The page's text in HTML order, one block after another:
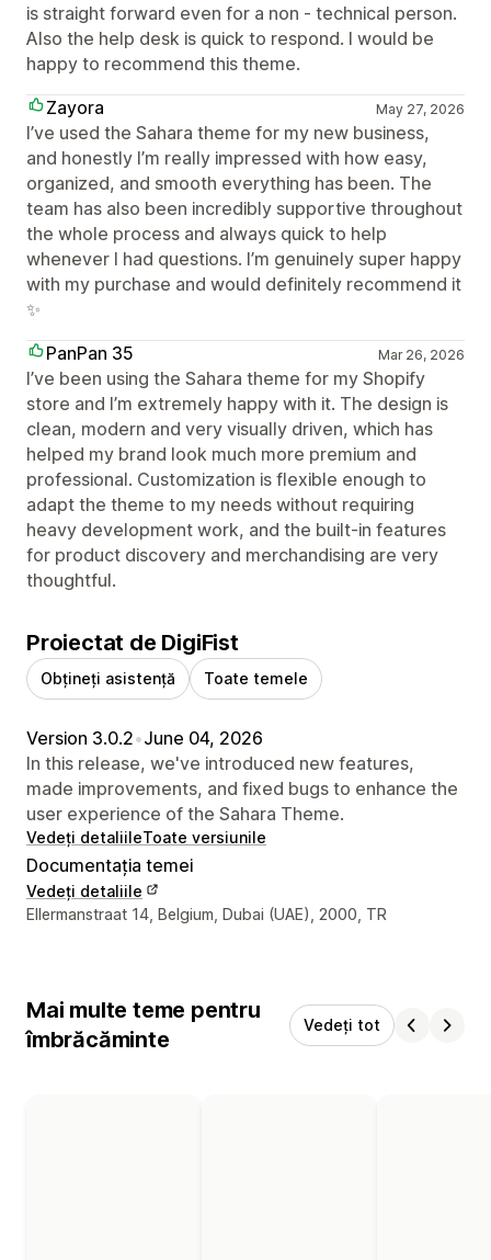
is straight forward even for a non - technical person.
Also the help desk is quick to respond. I would be
happy to recommend this theme.
Zayora
May 27, 2026
I’ve used the Sahara theme for my new business,
and honestly I’m really impressed with how easy,
organized, and smooth everything has been. The
team has also been incredibly supportive throughout
the whole process and always quick to help
whenever I had questions. I’m genuinely super happy
with my purchase and would definitely recommend it
✨
PanPan 35
Mar 26, 2026
I’ve been using the Sahara theme for my Shopify
store and I’m extremely happy with it. The design is
clean, modern and very visually driven, which has
helped my brand look much more premium and
professional. Customization is flexible enough to
adapt the theme to my needs without requiring
heavy development work, and the built‑in features
for product discovery and merchandising are very
thoughtful.
Proiectat de DigiFist
Obțineți asistență Toate temele
Version 3.0.2•June 04, 2026
In this release, we've introduced new features,
made improvements, and fixed bugs to enhance the
user experience of the Sahara Theme.
Vedeți detaliileToate versiunile
Documentația temei
Vedeți detaliile
Detaliile de contact ale designerului
Ellermanstraat 14, Belgium, Dubai (UAE), 2000, TR
Mai multe teme pentru
îmbrăcăminte
Vedeți tot